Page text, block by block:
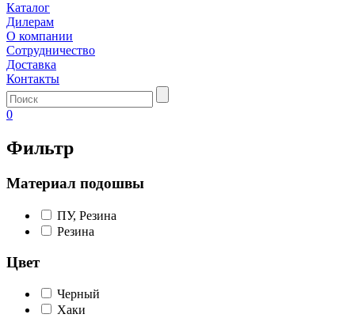
Каталог
Дилерам
О компании
Сотрудничество
Доставка
Контакты
0
Фильтр
Материал подошвы
ПУ, Резина
Резина
Цвет
Черный
Хаки